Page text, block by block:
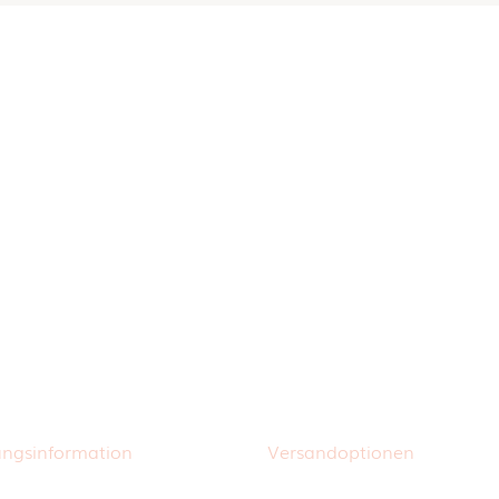
Versandoptionen